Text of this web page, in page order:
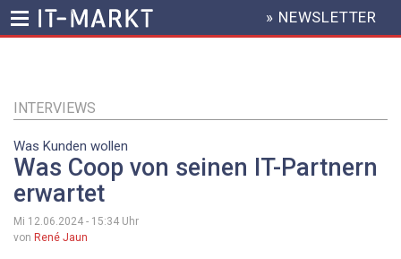
Inhalt
HEADER
MENU
» NEWSLETTER
INTERVIEWS
Was Kunden wollen
Was Coop von seinen IT-Partnern
erwartet
Mi 12.06.2024 - 15:34 Uhr
von René Jaun